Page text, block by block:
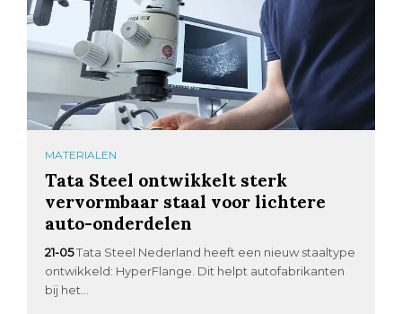
MATERIALEN
Tata Steel ontwikkelt sterk
vervormbaar staal voor lichtere
auto-onderdelen
21-05Tata Steel Nederland heeft een nieuw staaltype
ontwikkeld: HyperFlange. Dit helpt autofabrikanten
bij het...